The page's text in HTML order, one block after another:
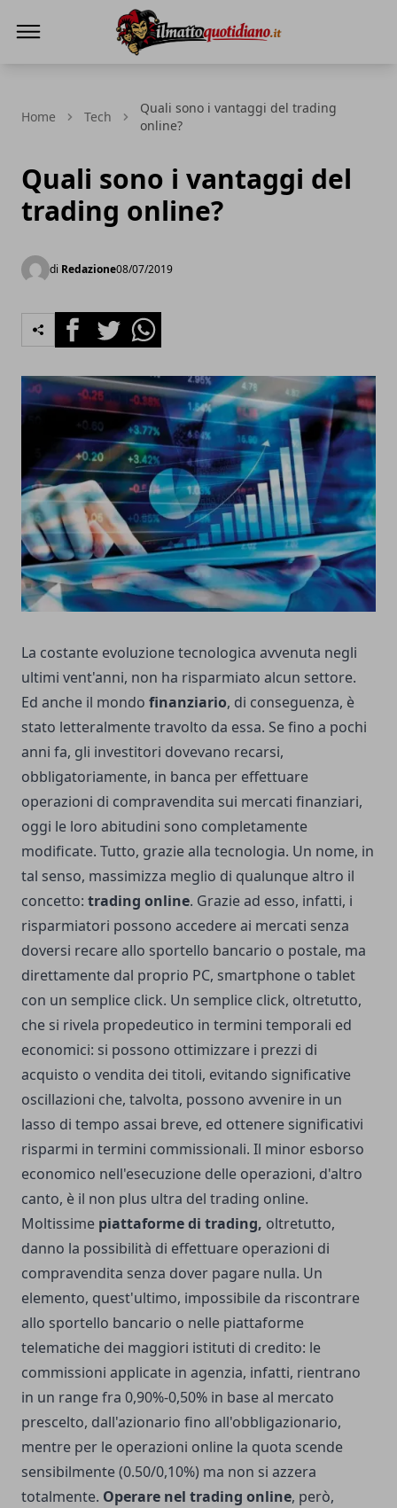
Home Tech
Quali sono i vantaggi del trading
online?
Quali sono i vantaggi del
trading online?
di Redazione08/07/2019
FacebookTwitterWhatsapp
La costante evoluzione tecnologica avvenuta negli
ultimi vent'anni, non ha risparmiato alcun settore.
Ed anche il mondo finanziario, di conseguenza, è
stato letteralmente travolto da essa. Se fino a pochi
anni fa, gli investitori dovevano recarsi,
obbligatoriamente, in banca per effettuare
operazioni di compravendita sui mercati finanziari,
oggi le loro abitudini sono completamente
modificate. Tutto, grazie alla tecnologia. Un nome, in
tal senso, massimizza meglio di qualunque altro il
concetto: trading online. Grazie ad esso, infatti, i
risparmiatori possono accedere ai mercati senza
doversi recare allo sportello bancario o postale, ma
direttamente dal proprio PC, smartphone o tablet
con un semplice click. Un semplice click, oltretutto,
che si rivela propedeutico in termini temporali ed
economici: si possono ottimizzare i prezzi di
acquisto o vendita dei titoli, evitando significative
oscillazioni che, talvolta, possono avvenire in un
lasso di tempo assai breve, ed ottenere significativi
risparmi in termini commissionali. Il minor esborso
economico nell'esecuzione delle operazioni, d'altro
canto, è il non plus ultra del trading online.
Moltissime piattaforme di trading, oltretutto,
danno la possibilità di effettuare operazioni di
compravendita senza dover pagare nulla. Un
elemento, quest'ultimo, impossibile da riscontrare
allo sportello bancario o nelle piattaforme
telematiche dei maggiori istituti di credito: le
commissioni applicate in agenzia, infatti, rientrano
in un range fra 0,90%-0,50% in base al mercato
prescelto, dall'azionario fino all'obbligazionario,
mentre per le operazioni online la quota scende
sensibilmente (0.50/0,10%) ma non si azzera
totalmente. Operare nel trading online, però,